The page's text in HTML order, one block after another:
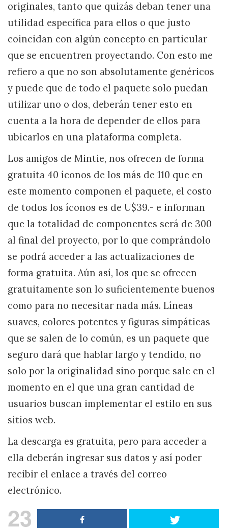
originales, tanto que quizás deban tener una
utilidad específica para ellos o que justo
coincidan con algún concepto en particular
que se encuentren proyectando. Con esto me
refiero a que no son absolutamente genéricos
y puede que de todo el paquete solo puedan
utilizar uno o dos, deberán tener esto en
cuenta a la hora de depender de ellos para
ubicarlos en una plataforma completa.
Los amigos de Mintie, nos ofrecen de forma
gratuita 40 íconos de los más de 110 que en
este momento componen el paquete, el costo
de todos los íconos es de U$39.- e informan
que la totalidad de componentes será de 300
al final del proyecto, por lo que comprándolo
se podrá acceder a las actualizaciones de
forma gratuita. Aún así, los que se ofrecen
gratuitamente son lo suficientemente buenos
como para no necesitar nada más. Líneas
suaves, colores potentes y figuras simpáticas
que se salen de lo común, es un paquete que
seguro dará que hablar largo y tendido, no
solo por la originalidad sino porque sale en el
momento en el que una gran cantidad de
usuarios buscan implementar el estilo en sus
sitios web.
La descarga es gratuita, pero para acceder a
ella deberán ingresar sus datos y así poder
recibir el enlace a través del correo
electrónico.
23